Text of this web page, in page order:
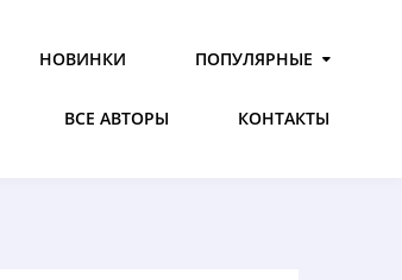
НОВИНКИ ПОПУЛЯРНЫЕ
ВСЕ АВТОРЫ КОНТАКТЫ